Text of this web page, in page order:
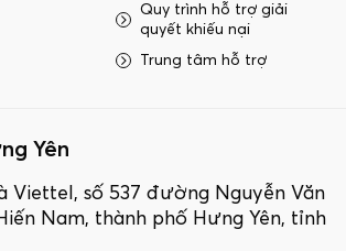
Quy trình hỗ trợ giải
quyết khiếu nại
Trung tâm hỗ trợ
Yên
Viettel, số 537 đường Nguyễn Văn
Nam, thành phố Hưng Yên, tỉnh